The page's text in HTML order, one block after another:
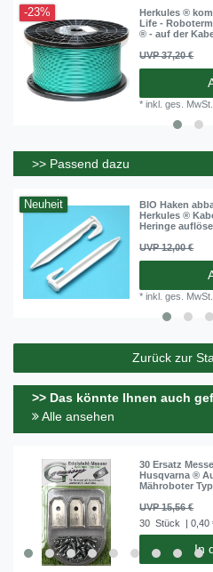
-23%
Herkules ®
Life -
® - auf der
UVP 37,20 €
*inkl. ges. MwSt.
>> Passend dazu
Neuheit
BIO Haken
Herkules ®
Heringe
UVP 12,00 €
*inkl. ges. MwSt.
Zurück zur
>> Das könnte Ihnen auch
Alle ansehen
30 Ersatz
Husqvarna ®
Mähroboter
UVP 15,56 €
30 Stück | 0,40
In